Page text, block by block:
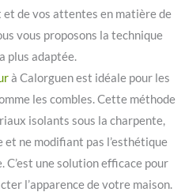
de vos attentes en matière de
vous proposons la technique
plus adaptée.
à Calorguen est idéale pour les
les combles. Cette méthode
isolants sous la charpente,
ne modifiant pas l’esthétique
une solution efficace pour
l’apparence de votre maison.